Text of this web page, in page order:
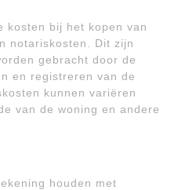
kosten bij het kopen van
notariskosten. Dit zijn
gebracht door de
en registreren van de
kunnen variëren
van de woning en andere
houden met